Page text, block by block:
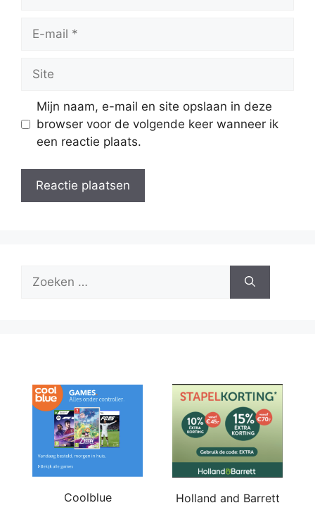
Site
Mijn naam, e-mail en site opslaan in deze
browser voor de volgende keer wanneer ik
een reactie plaats.
naar:
Coolblue Holland and Barrett